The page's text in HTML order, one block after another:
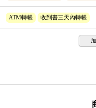
ATM轉帳 收到書三天內轉帳